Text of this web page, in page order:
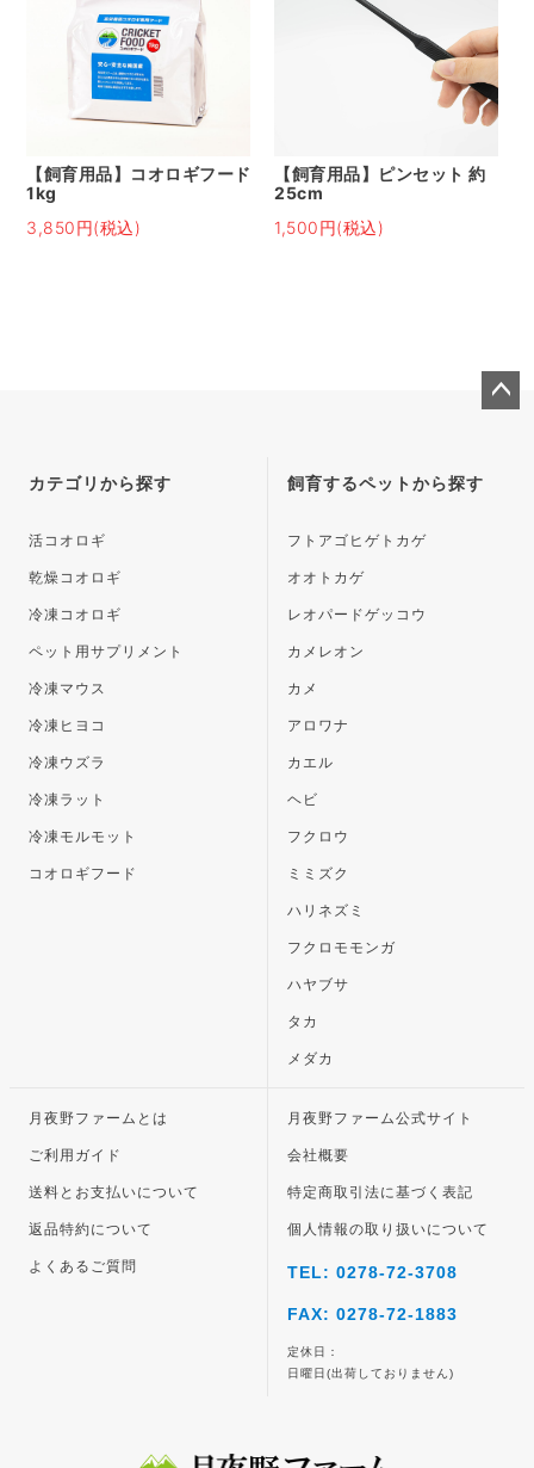
【飼育用品】コオロギフード
1kg
3,850円(税込)
【飼育用品】ピンセット 約
25cm
1,500円(税込)
カテゴリから探す
活コオロギ
乾燥コオロギ
冷凍コオロギ
ペット用サプリメント
冷凍マウス
冷凍ヒヨコ
冷凍ウズラ
冷凍ラット
冷凍モルモット
コオロギフード
飼育するペットから探す
フトアゴヒゲトカゲ
オオトカゲ
レオパードゲッコウ
カメレオン
カメ
アロワナ
カエル
ヘビ
フクロウ
ミミズク
ハリネズミ
フクロモモンガ
ハヤブサ
タカ
メダカ
月夜野ファームとは
ご利用ガイド
送料とお支払いについて
返品特約について
よくあるご質問
月夜野ファーム公式サイト
会社概要
特定商取引法に基づく表記
個人情報の取り扱いについて
TEL: 0278-72-3708
FAX: 0278-72-1883
定休日：
日曜日(出荷しておりません)